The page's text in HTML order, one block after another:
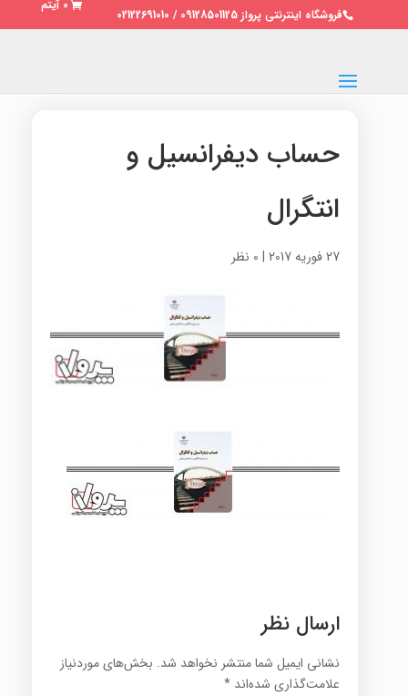
فروشگاه اینترنتی پرواز 09128501125 / 02122691010
0 آیتم
حساب دیفرانسیل و
انتگرال
27 فوریه 2017 | 0 نظر
ارسال نظر
نشانی ایمیل شما منتشر نخواهد شد. بخش‌های موردنیاز
علامت‌گذاری شده‌اند *